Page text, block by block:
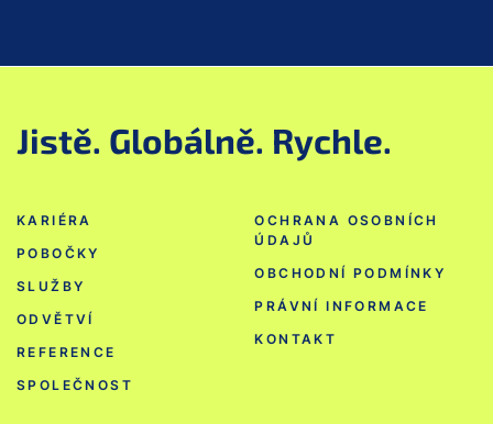
Jistě. Globálně. Rychle.
KARIÉRA
POBOČKY
SLUŽBY
ODVĚTVÍ
REFERENCE
SPOLEČNOST
OCHRANA OSOBNÍCH
ÚDAJŮ
OBCHODNÍ PODMÍNKY
PRÁVNÍ INFORMACE
KONTAKT